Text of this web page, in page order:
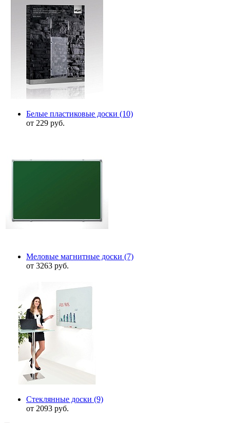
Белые пластиковые доски (10)
от 229 руб.
Меловые магнитные доски (7)
от 3263 руб.
Стеклянные доски (9)
от 2093 руб.